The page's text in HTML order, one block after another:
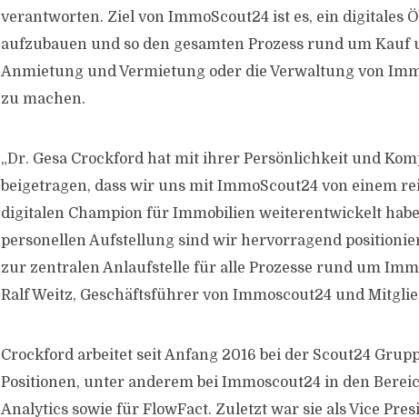
verantworten. Ziel von ImmoScout24 ist es, ein digitales
aufzubauen und so den gesamten Prozess rund um
Anmietung und Vermietung oder die Verwaltung von
zu machen.
„Dr. Gesa Crockford hat mit ihrer Persönlichkeit und
beigetragen, dass wir uns mit ImmoScout24 von einem
digitalen Champion für Immobilien weiterentwickelt
personellen Aufstellung sind wir hervorragend
zur zentralen Anlaufstelle für alle Prozesse rund um
Ralf Weitz, Geschäftsführer von Immoscout24 und
Crockford arbeitet seit Anfang 2016 bei der Scout24
Positionen, unter anderem bei Immoscout24 in den
Analytics sowie für FlowFact. Zuletzt war sie als Vice